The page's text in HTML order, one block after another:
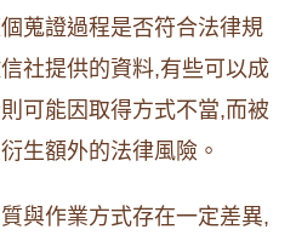
蒐證過程是否符合法律規
社提供的資料,有些可以成
可能因取得方式不當,而被
生額外的法律風險。
與作業方式存在一定差異,